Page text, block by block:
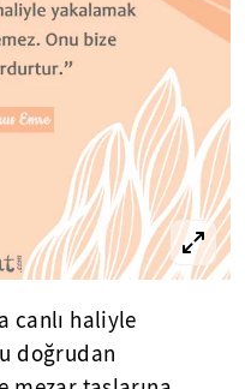
canlı haliyle
doğrudan